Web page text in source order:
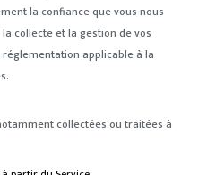
la confiance que vous nous
collecte et la gestion de vos
applicable à la
collectées ou traitées à